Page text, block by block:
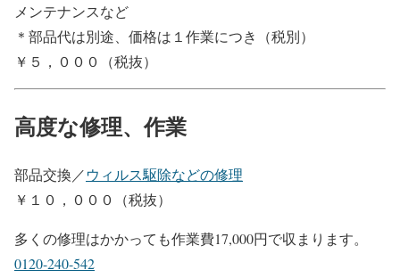
メンテナンスなど
＊部品代は別途、価格は１作業につき（税別）
￥５，０００（税抜）
高度な修理、作業
部品交換／ウィルス駆除などの修理
￥１０，０００（税抜）
多くの修理はかかっても作業費17,000円で収まります。
0120-240-542